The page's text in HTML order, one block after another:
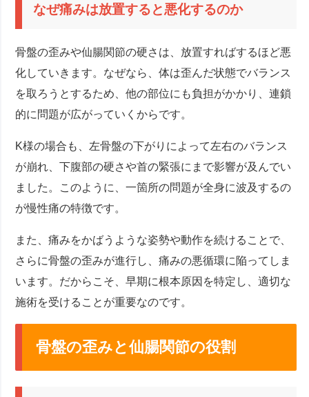
なぜ痛みは放置すると悪化するのか
骨盤の歪みや仙腸関節の硬さは、放置すればするほど悪
化していきます。なぜなら、体は歪んだ状態でバランス
を取ろうとするため、他の部位にも負担がかかり、連鎖
的に問題が広がっていくからです。
K様の場合も、左骨盤の下がりによって左右のバランス
が崩れ、下腹部の硬さや首の緊張にまで影響が及んでい
ました。このように、一箇所の問題が全身に波及するの
が慢性痛の特徴です。
また、痛みをかばうような姿勢や動作を続けることで、
さらに骨盤の歪みが進行し、痛みの悪循環に陥ってしま
います。だからこそ、早期に根本原因を特定し、適切な
施術を受けることが重要なのです。
骨盤の歪みと仙腸関節の役割